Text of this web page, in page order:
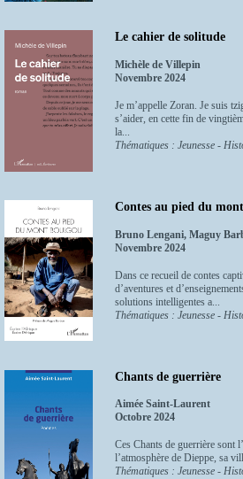
Le cahier de solitude
Michèle de Villepin
Novembre 2024
Je m’appelle Zoran. Je suis
s’aider, en cette fin de
la...
Thématiques : Jeunesse -
Contes au pied du
Bruno Lengani, Maguy
Novembre 2024
Dans ce recueil de contes
d’aventures et
solutions intelligentes a...
Thématiques : Jeunesse -
Chants de guerrière
Aimée Saint-Laurent
Octobre 2024
Ces Chants de guerrière sont
l’atmosphère de Dieppe, sa
Thématiques : Jeunesse -